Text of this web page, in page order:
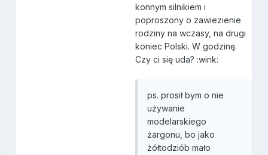
konnym silnikiem i
poproszony o zawiezienie
rodziny na wczasy, na drugi
koniec Polski. W godzinę.
Czy ci się uda? :wink:
ps. prosił bym o nie
używanie
modelarskiego
żargonu, bo jako
żółtodziób mało